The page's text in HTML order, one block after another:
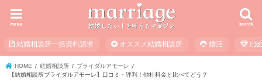
search
menu
結婚相談所一括資料請求 オススメ結婚相談所 婚活 出
HOME 結婚相談所
ブライダルアモーレ
【結婚相談所ブライダルアモーレ】口コミ・評判！他社料金と比べてどう？